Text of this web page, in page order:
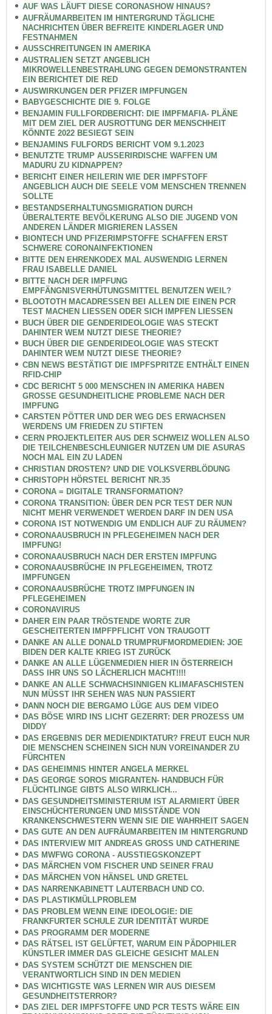
AUF WAS LÄUFT DIESE CORONASHOW HINAUS?
AUFRÄUMARBEITEN IM HINTERGRUND TÄGLICHE
NACHRICHTEN ÜBER BEFREITE KINDERLAGER UND
FESTNAHMEN
AUSSCHREITUNGEN IN AMERIKA
AUSTRALIEN SETZT ANGEBLICH
MIKROWELLENBESTRAHLUNG GEGEN DEMONSTRANTEN
EIN BERICHTET DIE RED
AUSWIRKUNGEN DER PFIZER IMPFUNGEN
BABYGESCHICHTE DIE 9. FOLGE
BENJAMIN FULLFORDBERICHT: DIE IMPFMAFIA- PLÄNE
MIT DEM ZIEL DER AUSROTTUNG DER MENSCHHEIT
KÖNNTE 2022 BESIEGT SEIN
BENJAMINS FULFORDS BERICHT VOM 9.1.2023
BENUTZTE TRUMP AUSSERIRDISCHE WAFFEN UM
MADURU ZU KIDNAPPEN?
BERICHT EINER HEILERIN WIE DER IMPFSTOFF
ANGEBLICH AUCH DIE SEELE VOM MENSCHEN TRENNEN
SOLLTE
BESTANDSERHALTUNGSMIGRATION DURCH
ÜBERALTERTE BEVÖLKERUNG ALSO DIE JUGEND VON
ANDEREN LÄNDER MIGRIEREN LASSEN
BIONTECH UND PFIZERIMPSTOFFE SCHAFFEN ERST
SCHWERE CORONAINFEKTIONEN
BITTE DEN EHRENKODEX MAL AUSWENDIG LERNEN
FRAU ISABELLE DANIEL
BITTE NACH DER IMPFUNG
EMPFÄNGNISVERHÜTUNGSMITTEL BENUTZEN WEIL?
BLOOTOTH MACADRESSEN BEI ALLEN DIE EINEN PCR
TEST MACHEN LIESSEN ODER SICH IMPFEN LIESSEN
BUCH ÜBER DIE GENDERIDEOLOGIE WAS STECKT
DAHINTER WEM NUTZT DIESE THEORIE?
BUCH ÜBER DIE GENDERIDEOLOGIE WAS STECKT
DAHINTER WEM NUTZT DIESE THEORIE?
CBN NEWS BESTÄTIGT DIE IMPFSPRITZE ENTHÄLT EINEN
RFID-CHIP
CDC BERICHT 5 000 MENSCHEN IN AMERIKA HABEN
GROSSE GESUNDHEITLICHE PROBLEME NACH DER
IMPFUNG
CARSTEN PÖTTER UND DER WEG DES ERWACHSEN
WERDENS UM FRIEDEN ZU STIFTEN
CERN PROJEKTLEITER AUS DER SCHWEIZ WOLLEN ALSO
DIE TEILCHENBESCHLEUNIGER NUTZEN UM DIE ASURAS
NOCH MAL EIN ZU LADEN
CHRISTIAN DROSTEN? UND DIE VOLKSVERBLÖDUNG
CHRISTOPH HÖRSTEL BERICHT NR.35
CORONA = DIGITALE TRANSFORMATION?
CORONA TRANSITION: ÜBER DEN PCR TEST DER NUN
NICHT MEHR VERWENDET WERDEN DARF IN DEN USA
CORONA IST NOTWENDIG UM ENDLICH AUF ZU RÄUMEN?
CORONAAUSBRUCH IN PFLEGEHEIMEN NACH DER
IMPFUNG!
CORONAAUSBRUCH NACH DER ERSTEN IMPFUNG
CORONAAUSBRÜCHE IN PFLEGEHEIMEN, TROTZ
IMPFUNGEN
CORONAAUSBRÜCHE TROTZ IMPFUNGEN IN
PFLEGEHEIMEN
CORONAVIRUS
DAHER EIN PAAR TRÖSTENDE WORTE ZUR
GESCHEITERTEN IMPFPFLICHT VON TRAUGOTT
DANKE AN ALLE DONALD TRUMPRUFMORDMEDIEN: JOE
BIDEN DER KALTE KRIEG IST ZURÜCK
DANKE AN ALLE LÜGENMEDIEN HIER IN ÖSTERREICH
DASS IHR UNS SO LÄCHERLICH MACHT!!!!
DANKE AN ALLE SCHWACHSINNIGEN KLIMAFASCHISTEN
NUN MÜSST IHR SEHEN WAS NUN PASSIERT
DANN NOCH DIE BERGAMO LÜGE AUS DEM VIDEO
DAS BÖSE WIRD INS LICHT GEZERRT: DER PROZESS UM
DIDDY
DAS ERGEBNIS DER MEDIENDIKTATUR? FREUT EUCH NUR
DIE MENSCHEN SCHEINEN SICH NUN VOREINANDER ZU
FÜRCHTEN
DAS GEHEIMNIS HINTER ANGELA MERKEL
DAS GEORGE SOROS MIGRANTEN- HANDBUCH FÜR
FLÜCHTLINGE GIBTS ALSO WIRKLICH...
DAS GESUNDHEITSMINISTERIUM IST ALARMIERT ÜBER
EINSCHÜCHTERUNGEN UND MISSTÄNDE VON
KRANKENSCHWESTERN WENN SIE DIE WAHRHEIT SAGEN
DAS GUTE AN DEN AUFRÄUMARBEITEN IM HINTERGRUND
DAS INTERVIEW MIT ANDREAS GROSS UND CATHERINE
DAS MWFWG CORONA - AUSSTIEGSKONZEPT
DAS MÄRCHEN VOM FISCHER UND SEINER FRAU
DAS MÄRCHEN VON HÄNSEL UND GRETEL
DAS NARRENKABINETT LAUTERBACH UND CO.
DAS PLASTIKMÜLLPROBLEM
DAS PROBLEM WENN EINE IDEOLOGIE: DIE
FRANKFURTER SCHULE ZUR IDENTITÄT WURDE
DAS PROGRAMM DER MODERNE
DAS RÄTSEL IST GELÜFTET, WARUM EIN PÄDOPHILER
KÜNSTLER IMMER DAS GLEICHE GESICHT MALEN
DAS SYSTEM SCHÜTZT DIE MENSCHEN DIE
VERANTWORTLICH SIND IN DEN MEDIEN
DAS WICHTIGSTE WAS LERNEN WIR AUS DIESEM
GESUNDHEITSTERROR?
DAS ZIEL DER IMPFSTOFFE UND PCR TESTS WÄRE EIN